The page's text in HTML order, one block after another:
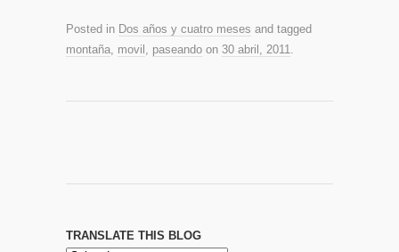
Posted in Dos años y cuatro meses and tagged
montaña movil paseando on 30 abril, 2011
TRANSLATE THIS BLOG